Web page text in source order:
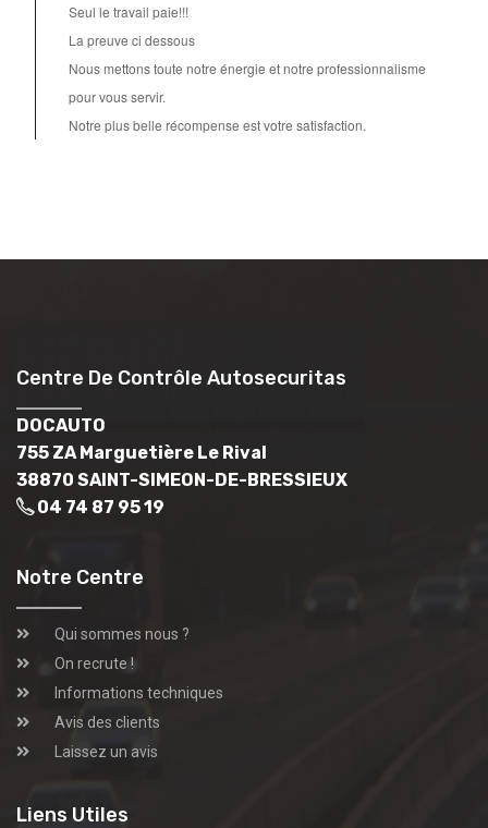
Seul le travail paie!!!
La preuve ci dessous
Nous mettons toute notre énergie et notre professionnalisme
pour vous servir.
Notre plus belle récompense est votre satisfaction.
Centre De Contrôle Autosecuritas
DOCAUTO
755 ZA Marguetière Le Rival
38870 SAINT-SIMEON-DE-BRESSIEUX
04 74 87 95 19
Notre Centre
Qui sommes nous ?
On recrute !
Informations techniques
Avis des clients
Laissez un avis
Liens Utiles